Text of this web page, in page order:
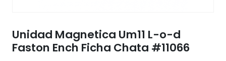
Unidad Magnetica Um11 L-o-d
Faston Ench Ficha Chata #11066